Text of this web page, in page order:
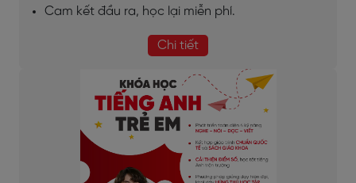
Cam kết đầu ra, học lại miễn phí.
Chi tiết